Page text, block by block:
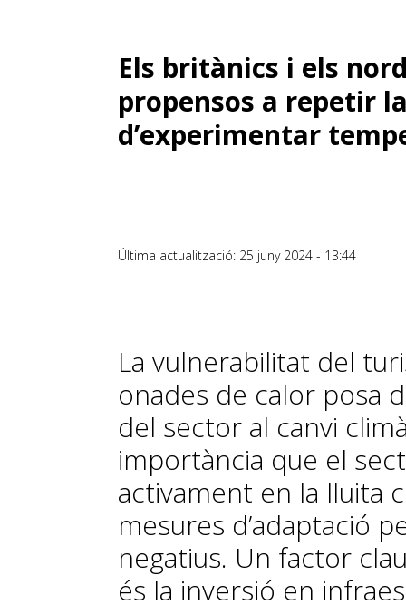
Els britànics i els
propensos a repetir
d’experimentar
Última actualització: 25 juny 2024 - 13:44
La vulnerabilitat del
onades de calor posa
del sector al canvi
importància que el
activament en la lluita
mesures d’adaptació
negatius. Un factor
és la inversió en